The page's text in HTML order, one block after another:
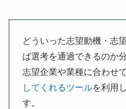
どういった志望動機・志
ば選考を通過できるのか
志望企業や業種に合わせて
してくれるツールを利用
す。